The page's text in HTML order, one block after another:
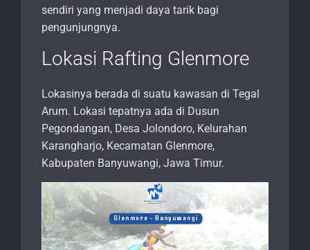
sendiri yang menjadi daya tarik bagi
pengunjungnya.
Lokasi Rafting Glenmore
Lokasinya berada di suatu kawasan di Tegal
Arum. Lokasi tepatnya ada di Dusun
Pegondangan, Desa Jolondoro, Kelurahan
Karangharjo, Kecamatan Glenmore,
Kabupaten Banyuwangi, Jawa Timur.